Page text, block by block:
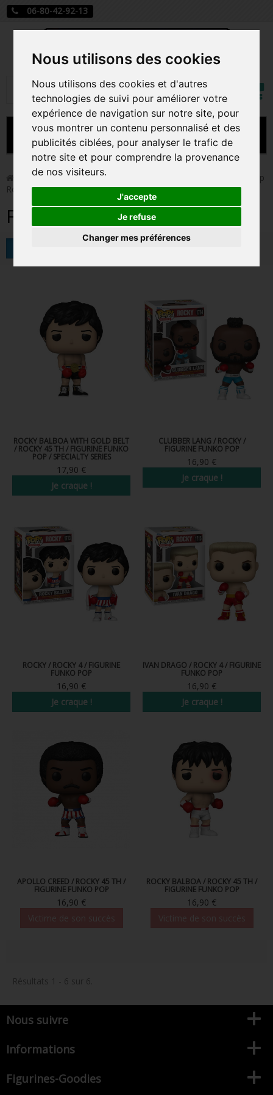
Nous utilisons des cookies
Nous utilisons des cookies et d'autres
technologies de suivi pour améliorer votre
expérience de navigation sur notre site, pour
vous montrer un contenu personnalisé et des
publicités ciblées, pour analyser le trafic de
notre site et pour comprendre la provenance
de nos visiteurs.
J'accepte
Je refuse
Changer mes préférences
06-80-42-92-13
Rechercher
Mon
MENU
CARTE A JOUER
PRÉCOMMANDE FIGURINES POP
FIGURINES POP MANGA
FIGURINES POP DISNEY
FIGURINES POP MARVEL
FIGURINES POP SÉRIE TV
FIGURINES POP AUTRES FILMS
FIGURINES POP SPORTS
FIGURINES POP ANIME
FIGURINES POP STAR WARS
FIGURINES POP STRANGER THINGS
FIGURINES POP SEIGNEUR DES ANNEAUX
FIGURINES POP JEUX VIDÉO
FIGURINE POP AD ICONS
FIGURINE POP ROYALS FAMILY
FIGURINE POP RETRO TOYS
PORTE-CLÉS POCKET POP
FUNKO VINYL SODA
PELUCHE
LOUNGEFLY
Funko Pop! > Figurines Pop Autres Films
Figurines Pop
Rocky
Figurines Pop Rocky
ROCKY BALBOA WITH GOLD BELT
/ ROCKY 45 TH / FIGURINE FUNKO
POP / SPECIALTY SERIES
17,90 €
Je craque !
CLUBBER LANG / ROCKY /
FIGURINE FUNKO POP
16,90 €
Je craque !
ROCKY / ROCKY 4 / FIGURINE
FUNKO POP
16,90 €
Je craque !
IVAN DRAGO / ROCKY 4 / FIGURINE
FUNKO POP
16,90 €
Je craque !
APOLLO CREED / ROCKY 45 TH /
FIGURINE FUNKO POP
16,90 €
ROCKY BALBOA / ROCKY 45 TH /
FIGURINE FUNKO POP
16,90 €
Résultats 1 - 6 sur 6.
Nous suivre
Informations
Figurines-Goodies